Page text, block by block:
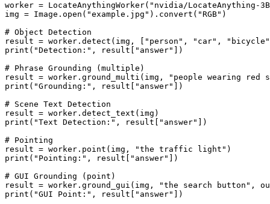
worker = LocateAnythingWorker("nvidia/LocateAnything-
img = Image.open("example.jpg").convert("RGB")
# Object Detection
result = worker.detect(img, ["person", "car",
print("Detection:", result["answer"])
# Phrase Grounding (multiple)
result = worker.ground_multi(img, "people wearing red
print("Grounding:", result["answer"])
# Scene Text Detection
result = worker.detect_text(img)
print("Text Detection:", result["answer"])
# Pointing
result = worker.point(img, "the traffic light")
print("Pointing:", result["answer"])
# GUI Grounding (point)
result = worker.ground_gui(img, "the search button",
print("GUI Point:", result["answer"])